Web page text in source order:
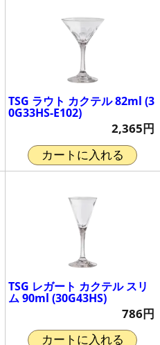
TSG ラウト カクテル 82ml (3
0G33HS-E102)
2,365円
カートに入れる
TSG レガート カクテル スリ
ム 90ml (30G43HS)
786円
カートに入れる